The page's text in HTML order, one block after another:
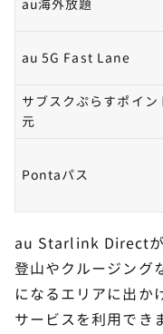
au海外放題
au 5G Fast Lane
サブスクぷらすポイン
元
Pontaパス
au Starlink Directが
登山やクルージング
になるエリアに出か
サービスを利用でき